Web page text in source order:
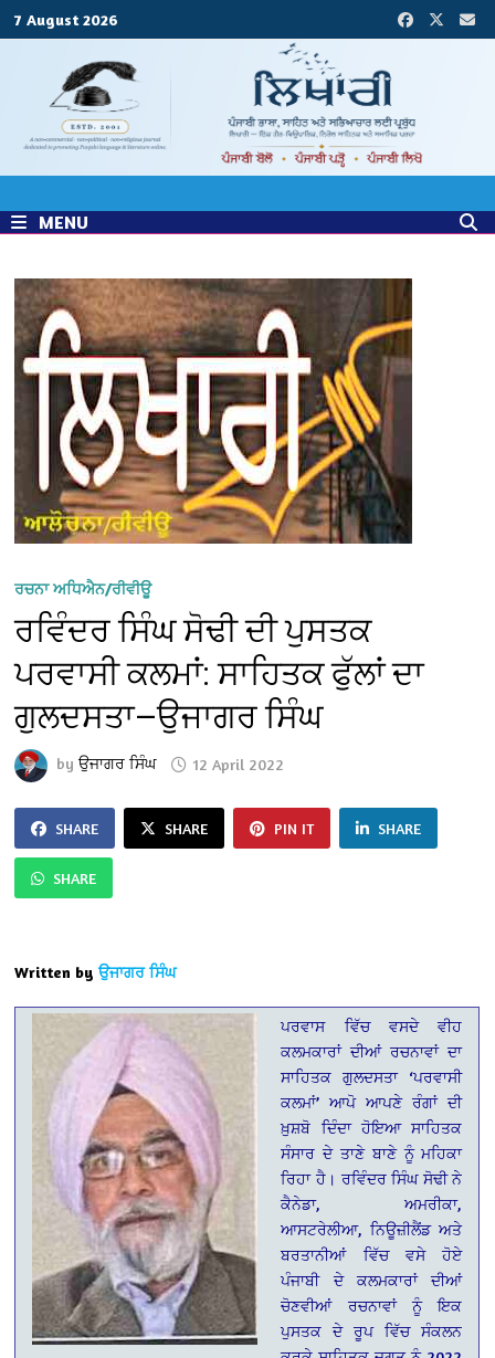
7 August 2026
MENU
ਰਚਨਾ ਅਧਿਐਨ/ਰੀਵੀਊ
ਰਵਿੰਦਰ ਸਿੰਘ ਸੋਢੀ ਦੀ ਪੁਸਤਕ
ਪਰਵਾਸੀ ਕਲਮਾਂ: ਸਾਹਿਤਕ ਫੁੱਲਾਂ ਦਾ
ਗੁਲਦਸਤਾ—ਉਜਾਗਰ ਸਿੰਘ
byਉਜਾਗਰ ਸਿੰਘ 12 April 2022
SHARE SHARE PIN IT SHARE
SHARE
Written by ਉਜਾਗਰ ਸਿੰਘ
ਪਰਵਾਸ ਵਿੱਚ ਵਸਦੇ ਵੀਹ
ਕਲਮਕਾਰਾਂ ਦੀਆਂ ਰਚਨਾਵਾਂ ਦਾ
ਸਾਹਿਤਕ ਗੁਲਦਸਤਾ ‘ਪਰਵਾਸੀ
ਕਲਮਾਂ’ ਆਪੋ ਆਪਣੇ ਰੰਗਾਂ ਦੀ
ਖ਼ੁਸ਼ਬੋ ਦਿੰਦਾ ਹੋਇਆ ਸਾਹਿਤਕ
ਸੰਸਾਰ ਦੇ ਤਾਣੇ ਬਾਣੇ ਨੂੰ ਮਹਿਕਾ
ਰਿਹਾ ਹੈ। ਰਵਿੰਦਰ ਸਿੰਘ ਸੋਢੀ ਨੇ
ਕੈਨੇਡਾ, ਅਮਰੀਕਾ,
ਆਸਟਰੇਲੀਆ, ਨਿਊਜ਼ੀਲੈਂਡ ਅਤੇ
ਬਰਤਾਨੀਆਂ ਵਿੱਚ ਵਸੇ ਹੋਏ
ਪੰਜਾਬੀ ਦੇ ਕਲਮਕਾਰਾਂ ਦੀਆਂ
ਚੋਣਵੀਆਂ ਰਚਨਾਵਾਂ ਨੂੰ ਇਕ
ਪੁਸਤਕ ਦੇ ਰੂਪ ਵਿੱਚ ਸੰਕਲਨ